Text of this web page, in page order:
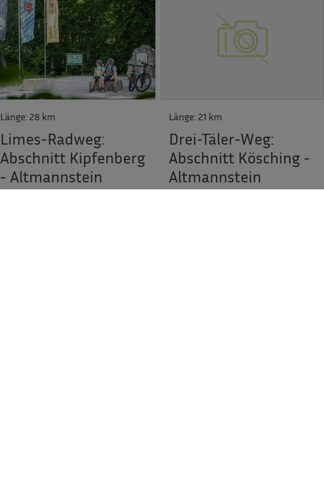
Länge: 28 km
Limes-Radweg:
Abschnitt Kipfenberg
- Altmannstein
Länge: 21 km
Drei-Täler-Weg:
Abschnitt Kösching -
Altmannstein